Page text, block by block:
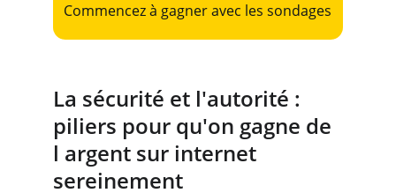
Commencez à gagner avec les sondages
La sécurité et l'autorité :
piliers pour qu'on gagne de
l argent sur internet
sereinement